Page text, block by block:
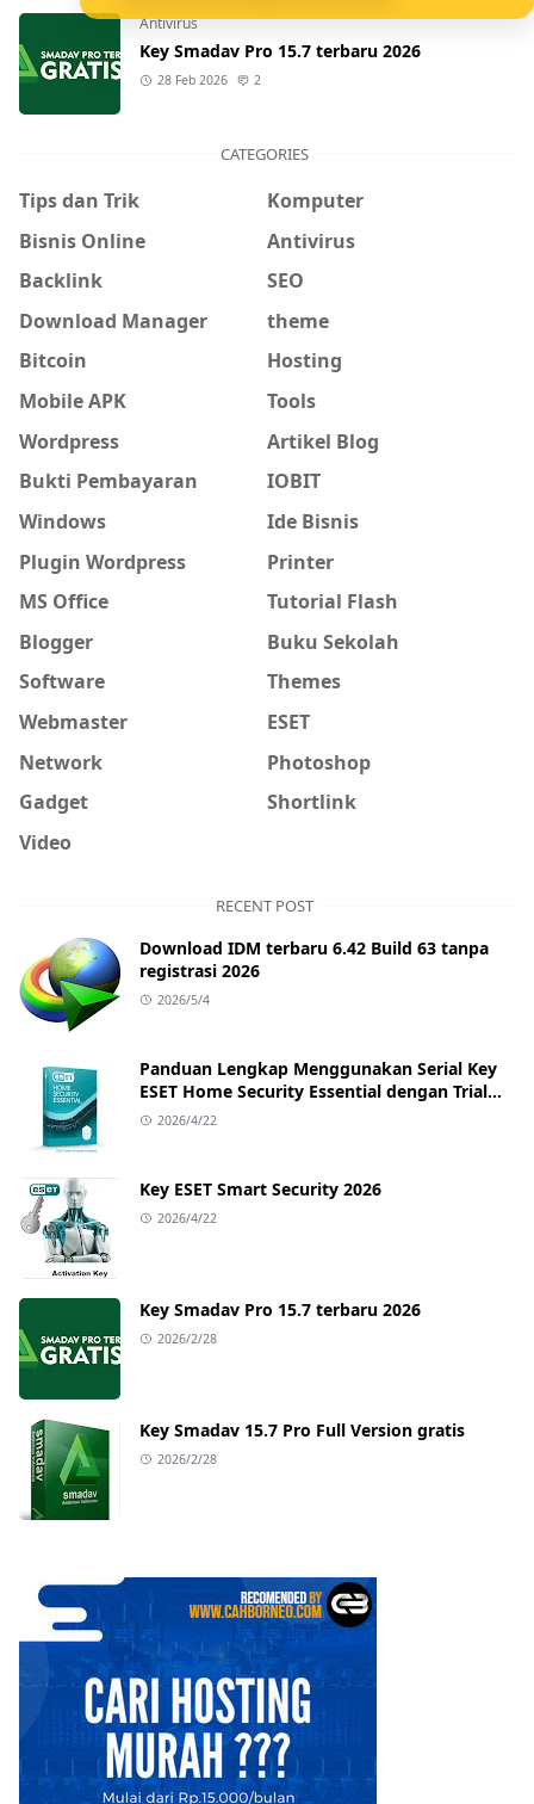
Antivirus
Key Smadav Pro 15.7 terbaru 2026
28 Feb 2026 2
CATEGORIES
Tips dan Trik
Komputer
Bisnis Online
Antivirus
Backlink
SEO
Download Manager
theme
Bitcoin
Hosting
Mobile APK
Tools
Wordpress
Artikel Blog
Bukti Pembayaran
IOBIT
Windows
Ide Bisnis
Plugin Wordpress
Printer
MS Office
Tutorial Flash
Blogger
Buku Sekolah
Software
Themes
Webmaster
ESET
Network
Photoshop
Gadget
Shortlink
Video
RECENT POST
Download IDM terbaru 6.42 Build 63 tanpa
registrasi 2026
2026/5/4
Panduan Lengkap Menggunakan Serial Key
ESET Home Security Essential dengan Trial
Key Terbaru
2026/4/22
Key ESET Smart Security 2026
2026/4/22
Key Smadav Pro 15.7 terbaru 2026
2026/2/28
Key Smadav 15.7 Pro Full Version gratis
2026/2/28